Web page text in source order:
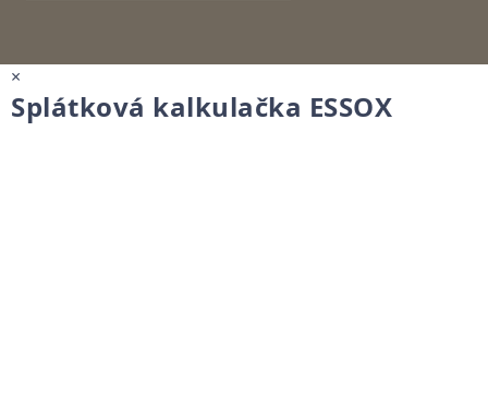
×
Splátková kalkulačka ESSOX